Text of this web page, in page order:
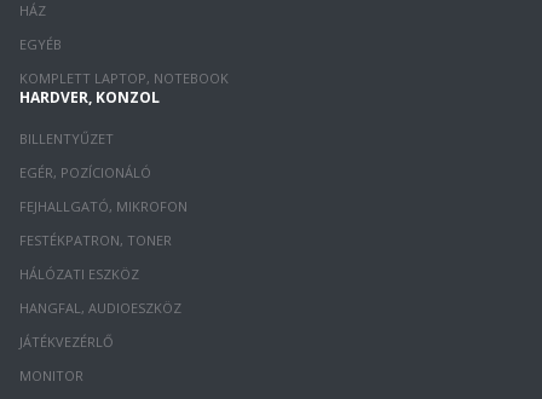
HÁZ
EGYÉB
KOMPLETT LAPTOP, NOTEBOOK
HARDVER, KONZOL
BILLENTYŰZET
EGÉR, POZÍCIONÁLÓ
FEJHALLGATÓ, MIKROFON
FESTÉKPATRON, TONER
HÁLÓZATI ESZKÖZ
HANGFAL, AUDIOESZKÖZ
JÁTÉKVEZÉRLŐ
MONITOR